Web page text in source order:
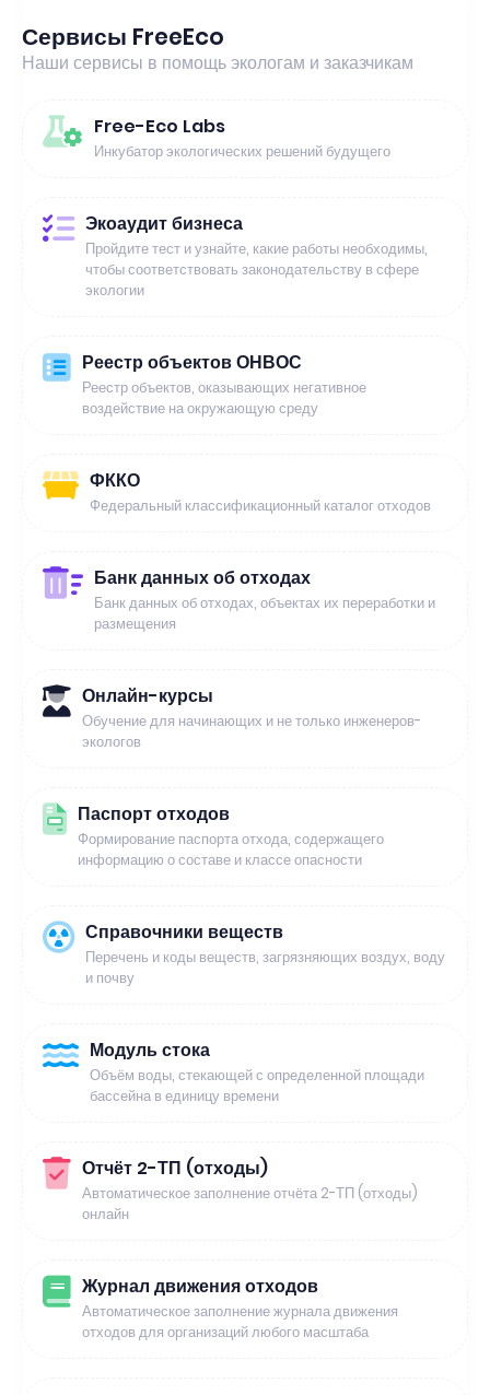
Сервисы FreeEco
Наши сервисы в помощь экологам и заказчикам
Free-Eco Labs
Инкубатор экологических решений будущего
Экоаудит бизнеса
Пройдите тест и узнайте, какие работы необходимы,
чтобы соответствовать законодательству в сфере
экологии
Реестр объектов ОНВОС
Реестр объектов, оказывающих негативное
воздействие на окружающую среду
ФККО
Федеральный классификационный каталог отходов
Банк данных об отходах
Банк данных об отходах, объектах их переработки и
размещения
Онлайн-курсы
Обучение для начинающих и не только инженеров-
экологов
Паспорт отходов
Формирование паспорта отхода, содержащего
информацию о составе и классе опасности
Справочники веществ
Перечень и коды веществ, загрязняющих воздух, воду
и почву
Модуль стока
Объём воды, стекающей с определенной площади
бассейна в единицу времени
Отчёт 2-ТП (отходы)
Автоматическое заполнение отчёта 2-ТП (отходы)
онлайн
Журнал движения отходов
Автоматическое заполнение журнала движения
отходов для организаций любого масштаба